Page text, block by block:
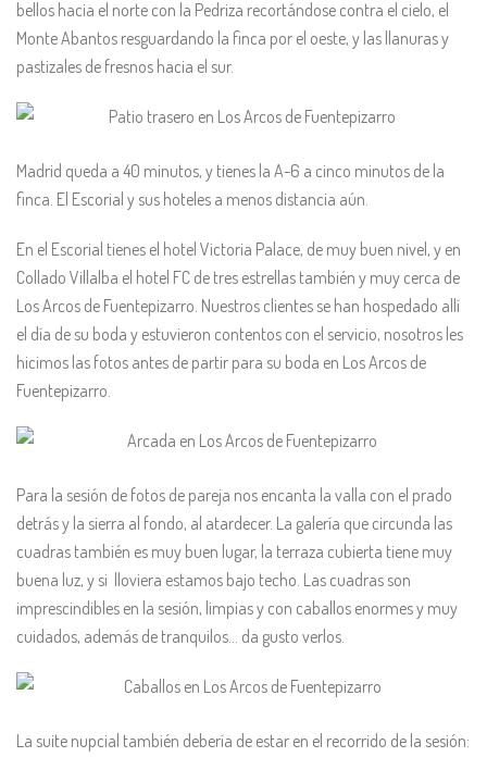
bellos hacia el norte con la Pedriza recortándose contra el cielo, el
Monte Abantos resguardando la finca por el oeste, y las llanuras y
pastizales de fresnos hacia el sur.
Madrid queda a 40 minutos, y tienes la A-6 a cinco minutos de la
finca. El Escorial y sus hoteles a menos distancia aún.
En el Escorial tienes el hotel Victoria Palace, de muy buen nivel, y en
Collado Villalba el hotel FC de tres estrellas también y muy cerca de
Los Arcos de Fuentepizarro. Nuestros clientes se han hospedado allí
el día de su boda y estuvieron contentos con el servicio, nosotros les
hicimos las fotos antes de partir para su boda en Los Arcos de
Fuentepizarro.
Para la sesión de fotos de pareja nos encanta la valla con el prado
detrás y la sierra al fondo, al atardecer. La galería que circunda las
cuadras también es muy buen lugar, la terraza cubierta tiene muy
buena luz, y si lloviera estamos bajo techo. Las cuadras son
imprescindibles en la sesión, limpias y con caballos enormes y muy
cuidados, además de tranquilos… da gusto verlos.
La suite nupcial también debería de estar en el recorrido de la sesión: